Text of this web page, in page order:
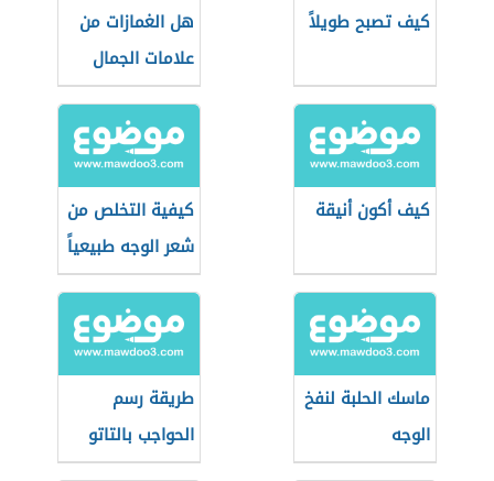
كيف تصبح طويلاً
هل الغمازات من
علامات الجمال
كيف أكون أنيقة
كيفية التخلص من
شعر الوجه طبيعياً
ماسك الحلبة لنفخ
الوجه
طريقة رسم
الحواجب بالتاتو